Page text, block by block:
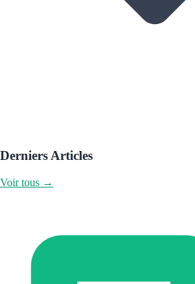
Derniers Articles
Voir tous →